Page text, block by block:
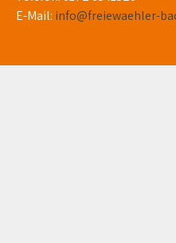
E-Mail: info@freiewaehler-